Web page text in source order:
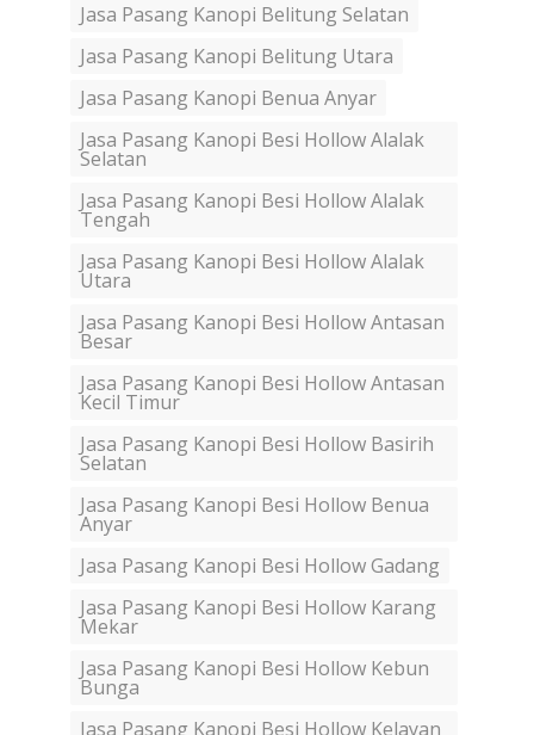
Jasa Pasang Kanopi Belitung Selatan
Jasa Pasang Kanopi Belitung Utara
Jasa Pasang Kanopi Benua Anyar
Jasa Pasang Kanopi Besi Hollow Alalak
Selatan
Jasa Pasang Kanopi Besi Hollow Alalak
Tengah
Jasa Pasang Kanopi Besi Hollow Alalak
Utara
Jasa Pasang Kanopi Besi Hollow Antasan
Besar
Jasa Pasang Kanopi Besi Hollow Antasan
Kecil Timur
Jasa Pasang Kanopi Besi Hollow Basirih
Selatan
Jasa Pasang Kanopi Besi Hollow Benua
Anyar
Jasa Pasang Kanopi Besi Hollow Gadang
Jasa Pasang Kanopi Besi Hollow Karang
Mekar
Jasa Pasang Kanopi Besi Hollow Kebun
Bunga
Jasa Pasang Kanopi Besi Hollow Kelayan